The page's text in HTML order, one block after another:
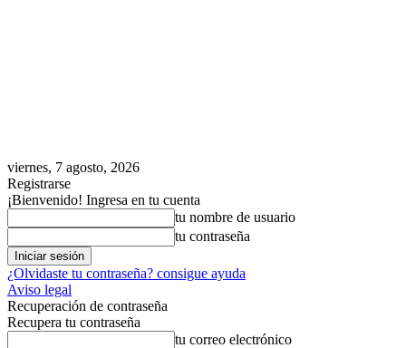
viernes, 7 agosto, 2026
Registrarse
¡Bienvenido! Ingresa en tu cuenta
tu nombre de usuario
tu contraseña
¿Olvidaste tu contraseña? consigue ayuda
Aviso legal
Recuperación de contraseña
Recupera tu contraseña
tu correo electrónico